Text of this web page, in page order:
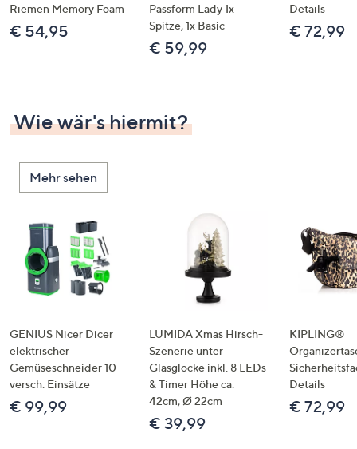
Riemen Memory Foam
€ 54,95
Passform Lady 1x
Spitze, 1x Basic
€ 59,99
Details
€ 72,99
Wie wär's hiermit?
Mehr sehen
GENIUS Nicer Dicer
elektrischer
Gemüseschneider 10
versch. Einsätze
€ 99,99
LUMIDA Xmas Hirsch-
Szenerie unter
Glasglocke inkl. 8 LEDs
& Timer Höhe ca.
42cm, Ø 22cm
€ 39,99
KIPLING®
Details
€ 72,99